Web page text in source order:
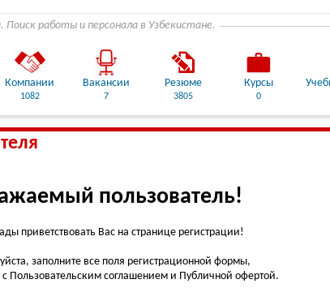
работы и персонала в Узбекистане.
Компании
1082
Вакансии
7
Резюме
3805
Курсы
0
пользователь!
приветствовать Вас на странице регистрации!
заполните все поля регистрационной формы,
с Пользовательским соглашением и Публичной офертой.